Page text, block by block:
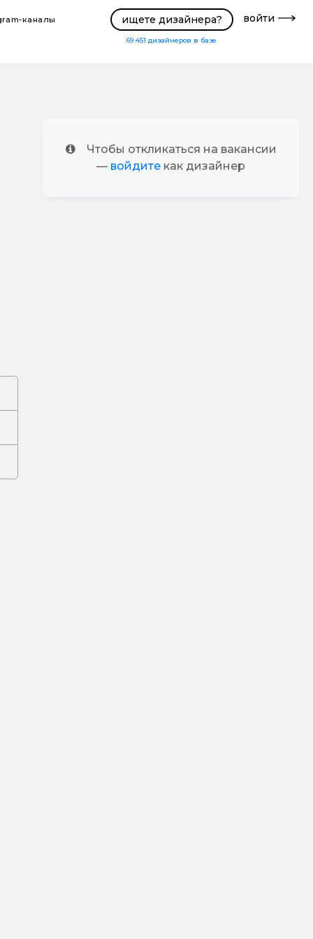
каналы ищете дизайнера?
69 451 дизайнеров в базе
войти
Чтобы откликаться на вакансии
— войдите как дизайнер